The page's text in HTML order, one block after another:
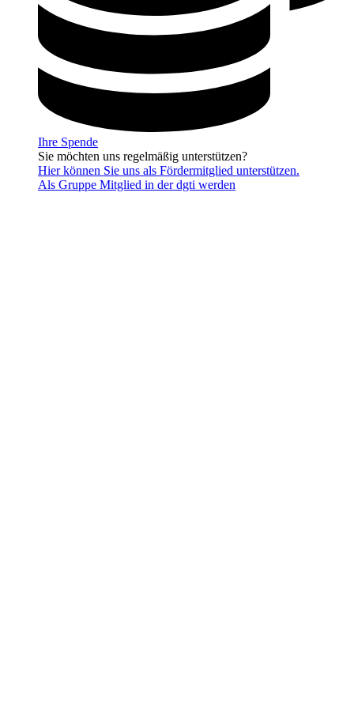
Ihre Spende
Sie möchten uns regelmäßig unterstützen?
Hier können Sie uns als Fördermitglied unterstützen.
Als Gruppe Mitglied in der dgti werden